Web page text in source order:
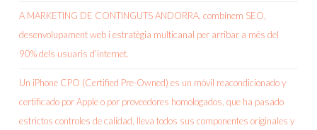
A MARKETING DE CONTINGUTS ANDORRA, combinem SEO,
desenvolupament web i estratègia multicanal per arribar a més del
90% dels usuaris d’internet.
Un iPhone CPO (Certified Pre-Owned) es un móvil reacondicionado y
certificado por Apple o por proveedores homologados, que ha pasado
estrictos controles de calidad, lleva todos sus componentes originales y